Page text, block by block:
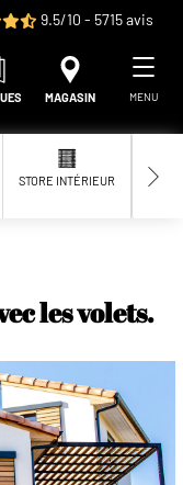
9.5/10 - 5715 avis
MAGASIN MENU
STORE INTÉRIEUR
les volets.